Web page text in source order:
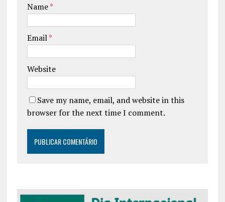
Name*
Email*
Website
Save my name, email, and website in this
browser for the next time I comment.